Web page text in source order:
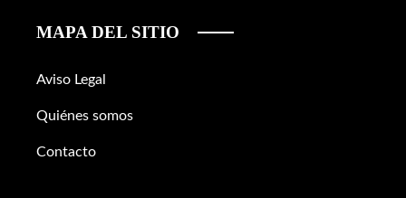
MAPA DEL SITIO
Aviso Legal
Quiénes somos
Contacto